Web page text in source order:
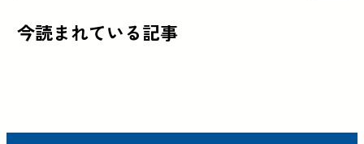
今読まれている記事